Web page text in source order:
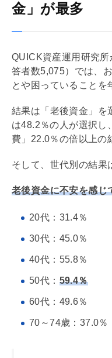
金」が最多
QUICK資産運用研究
答者数5,075）では、
とや困っていることを
結果は「老後資金」を
は48.2％の人が選択し
費」22.0％の倍以上の
そして、世代別の結果
老後資金に不安を感じ
20代：31.4％
30代：45.0％
40代：55.8％
50代： 59.4％
60代：49.6％
70～74歳：37.0％